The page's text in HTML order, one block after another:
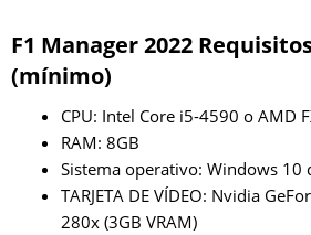
F1 Manager 2022
(mínimo)
CPU: Intel Core i5-4590 o AMD
RAM: 8GB
Sistema operativo: Windows 10
TARJETA DE VÍDEO: Nvidia
280x (3GB VRAM)